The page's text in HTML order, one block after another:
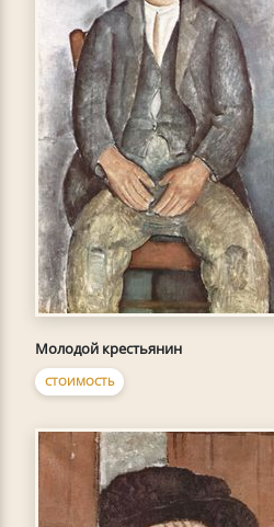
Молодой крестьянин
СТОИМОСТЬ